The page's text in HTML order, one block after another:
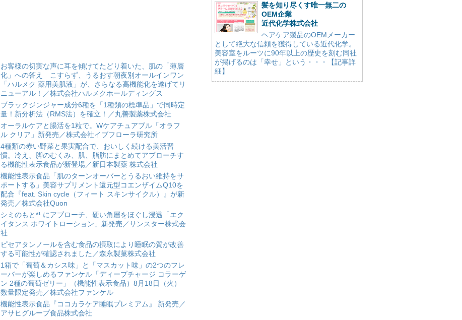
お客様の切実な声に耳を傾けてたどり着いた、肌の「薄層
化」への答え こすらず、うるおす朝夜別オールインワン
「ハルメク 薬用美肌液」が、さらなる高機能化を遂げてリ
ニューアル！／株式会社ハルメクホールディングス
ブラックジンジャー成分6種を「1種類の標準品」で同時定
量！新分析法（RMS法）を確立！／丸善製薬株式会社
オーラルケアと腸活を1粒で。Wケアチュアブル「オラフ
ル クリア」新発売／株式会社イブフローラ研究所
4種類の赤い野菜と果実配合で、おいしく続ける美活習
慣。冷え、脚のむくみ、肌、脂肪にまとめてアプローチす
る機能性表示食品が新登場／新日本製薬 株式会社
機能性表示食品「肌のターンオーバーとうるおい維持をサ
ポートする」美容サプリメント還元型コエンザイムQ10を
配合『feat. Skin cycle（フィート スキンサイクル）』が新
発売／株式会社Quon
シミのもと*¹ にアプローチ、硬い角層をほぐし浸透「エク
イタンス ホワイトローション」新発売／サンスター株式会
社
ピセアタンノールを含む食品の摂取により睡眠の質が改善
する可能性が確認されました／森永製菓株式会社
1箱で「葡萄＆カシス味」と「マスカット味」の2つのフレ
ーバーが楽しめるファンケル「ディープチャージ コラーゲ
ン 2種の葡萄ゼリー」（機能性表示食品）8月18日（火）
数量限定発売／株式会社ファンケル
機能性表示食品『ココカラケア睡眠プレミアム』 新発売／
アサヒグループ食品株式会社
髪を知り尽くす唯一無二の
OEM企業
近代化学株式会社
ヘアケア製品のOEMメーカー
として絶大な信頼を獲得している近代化学。
美容室をルーツに90年以上の歴史を刻む同社
が掲げるのは「幸せ」という・・・【記事詳
細】